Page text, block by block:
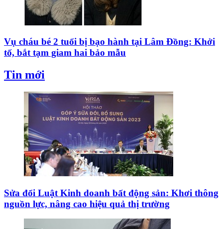
Vụ cháu bé 2 tuổi bị bạo hành tại Lâm Đồng: Khởi
tố, bắt tạm giam hai bảo mẫu
Tin mới
Sửa đổi Luật Kinh doanh bất động sản: Khơi thông
nguồn lực, nâng cao hiệu quả thị trường